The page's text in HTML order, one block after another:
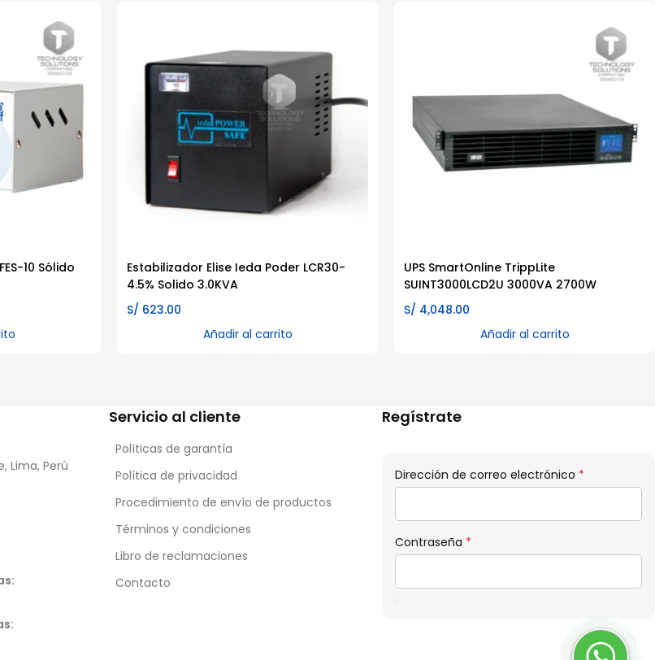
10 Sólido
Estabilizador Elise Ieda Poder LCR30-
4.5% Solido 3.0KVA
S/ 623.00
Añadir al carrito
UPS SmartOnline TrippLite
SUINT3000LCD2U 3000VA 2700W
S/ 4,048.00
Añadir al carrito
Lima, Perú
Servicio al cliente
Políticas de garantía
Política de privacidad
Procedimiento de envío de productos
Términos y condiciones
Libro de reclamaciones
Contacto
Regístrate
Dirección de correo electrónico *
Contraseña *